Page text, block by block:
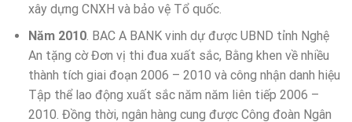
xây dựng CNXH và bảo vệ Tổ quốc.
Năm 2010. BAC A BANK vinh dự được UBND tỉnh Nghệ
An tặng cờ Đơn vị thi đua xuất sắc, Bằng khen về nhiều
thành tích giai đoạn 2006 – 2010 và công nhận danh hiệu
Tập thể lao động xuất sắc năm năm liên tiếp 2006 –
2010. Đồng thời, ngân hàng cung được Công đoàn Ngân